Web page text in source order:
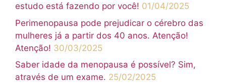
estudo está fazendo por você! 01/04/2025
Perimenopausa pode prejudicar o cérebro das
mulheres já a partir dos 40 anos. Atenção!
Atenção! 30/03/2025
Saber idade da menopausa é possível? Sim,
através de um exame. 25/02/2025